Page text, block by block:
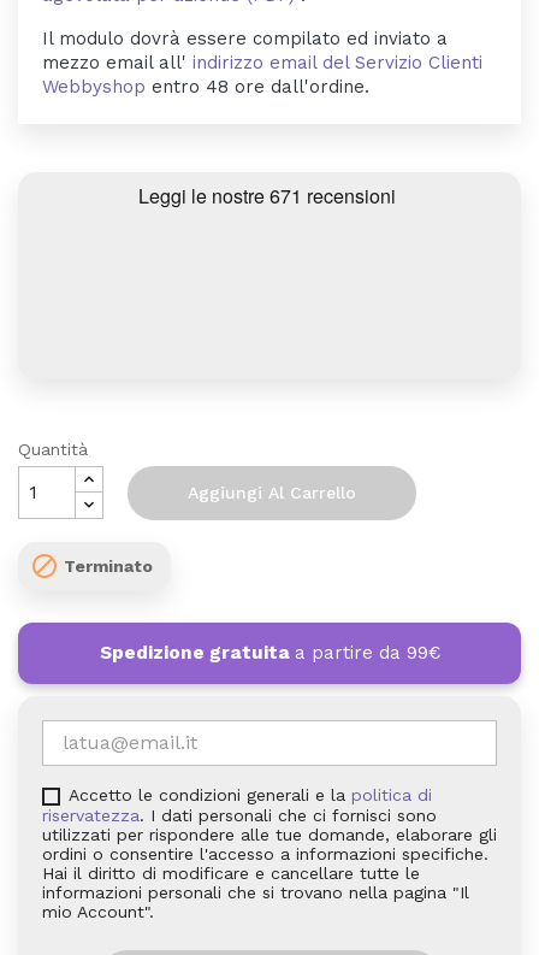
Il modulo dovrà essere compilato ed inviato a
mezzo email all' indirizzo email del Servizio Clienti
Webbyshop entro 48 ore dall'ordine.
Quantità
Aggiungi Al Carrello
 Terminato
Spedizione gratuita a partire da 99€
Accetto le condizioni generali e la politica di
riservatezza. I dati personali che ci fornisci sono
utilizzati per rispondere alle tue domande, elaborare gli
ordini o consentire l'accesso a informazioni specifiche.
Hai il diritto di modificare e cancellare tutte le
informazioni personali che si trovano nella pagina "Il
mio Account".